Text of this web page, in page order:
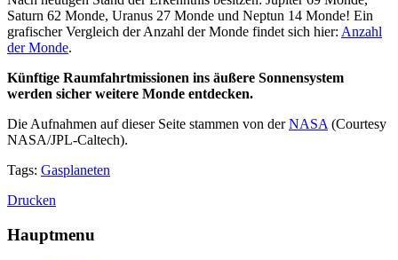
Saturn 62 Monde, Uranus 27 Monde und Neptun 14 Monde! Ein
grafischer Vergleich der Anzahl der Monde findet sich hier: Anzahl
der Monde.
Künftige Raumfahrtmissionen ins äußere Sonnensystem
werden sicher weitere Monde entdecken.
Die Aufnahmen auf dieser Seite stammen von derNASA (Courtesy
NASA/JPL-Caltech).
Tags: Gasplaneten
Drucken
Hauptmenu